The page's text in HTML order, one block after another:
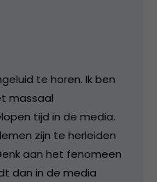
te horen. Ik ben
massaal
tijd in de media.
zijn te herleiden
aan het fenomeen
dan in de media